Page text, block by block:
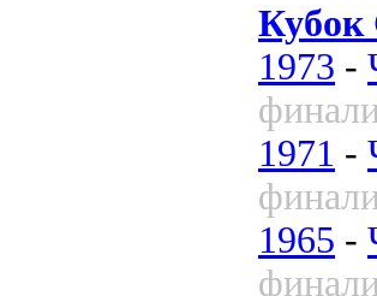
Кубок
1973 -
1971 -
1965 -